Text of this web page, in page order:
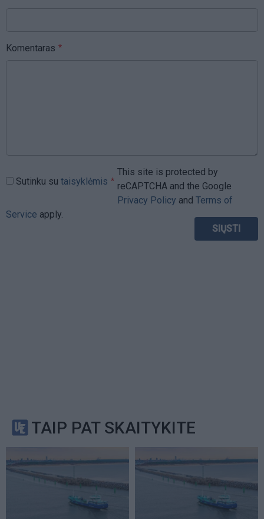
Komentaras
Sutinku su taisyklėmis
This site is protected by
reCAPTCHA and the Google
Privacy Policy and Terms of
Service apply.
TAIP PAT SKAITYKITE